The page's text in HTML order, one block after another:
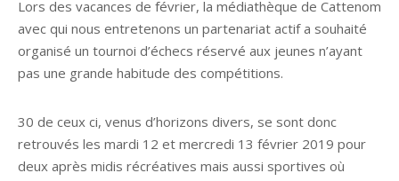
Lors des vacances de février, la médiathèque de Cattenom
avec qui nous entretenons un partenariat actif a souhaité
organisé un tournoi d’échecs réservé aux jeunes n’ayant
pas une grande habitude des compétitions.
30 de ceux ci, venus d’horizons divers, se sont donc
retrouvés les mardi 12 et mercredi 13 février 2019 pour
deux après midis récréatives mais aussi sportives où